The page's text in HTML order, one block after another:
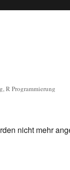
R Programmierung
nicht mehr